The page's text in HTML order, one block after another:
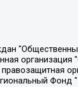
Дремин Иван Тимофеевич, Дубровский Дмитрий Викторович, Красноярская региональная общественная организация поддержки и развития альтернативных образовательных технологий и межкультурных коммуникаций "ИНТЕРРА", Маяковская Екатерина Алексеевна, Фейгин Марк Захарович, Филимонов Андрей Викторович, Дзугкоева Регина Николаевна, Доброхотов Роман Александрович, Дудь Юрий Александрович, Елкин Сергей Владимирович, Кругликов Кирилл Игоревич, Сабунаева Мария Леонидовна, Семенов Алексей Владимирович, Шаинян Карен Багратович, Шульман Екатерина Михайловна, Асафьев Артур Валерьевич, Вахштайн Виктор Семенович, Венедиктов Алексей Алексеевич, Лушникова Екатерина Евгеньевна, Волков Леонид Михайлович, Невзоров Александр Глебович, Пархоменко Сергей Борисович, Сироткин Ярослав Николаевич, Кара-Мурза Владимир Владимирович, Баранова Наталья Владимировна, Гозман Леонид Яковлевич, Кагарлицкий Борис Юльевич, Климарев Михаил Валерьевич, Милов Владимир Станиславович, Автономная некоммерческая организация Краснодарский центр